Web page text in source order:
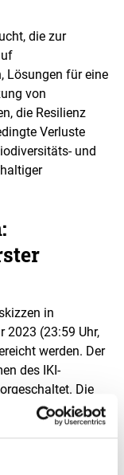
die zur
Lösungen für eine
von
die Resilienz
Verluste
und
in
2023 (23:59 Uhr,
werden. Der
des IKI-
Die
deutschen
als auch
offen. Neben